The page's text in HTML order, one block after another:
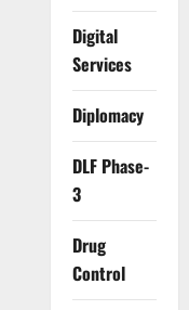
Digital
Services
Diplomacy
DLF Phase-
3
Drug
Control